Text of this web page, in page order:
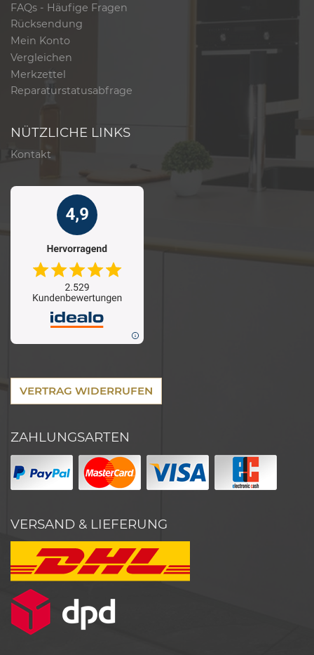
FAQs - Häufige Fragen
Rücksendung
Mein Konto
Vergleichen
Merkzettel
Reparaturstatusabfrage
NÜTZLICHE LINKS
Kontakt
VERTRAG WIDERRUFEN
ZAHLUNGSARTEN
VERSAND & LIEFERUNG